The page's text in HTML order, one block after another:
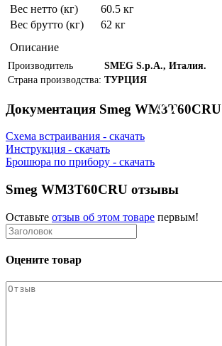
Вес нетто (кг)
60.5 кг
Вес брутто (кг)
62 кг
Описание
Производитель
SMEG S.p.A., Италия.
Страна производства: ТУРЦИЯ
Документация Smeg WM3T60CRU
Схема встраивания - скачать
Инструкция - скачать
Брошюра по прибору - скачать
Smeg WM3T60CRU отзывы
Оставьте отзыв об этом товаре первым!
Оцените товар